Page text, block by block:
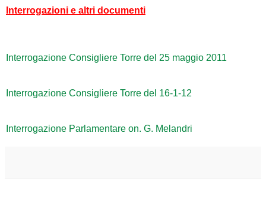
Interrogazioni e altri documenti
Interrogazione Consigliere Torre del 25 maggio 2011
Interrogazione Consigliere Torre del 16-1-12
Interrogazione Parlamentare on. G. Melandri